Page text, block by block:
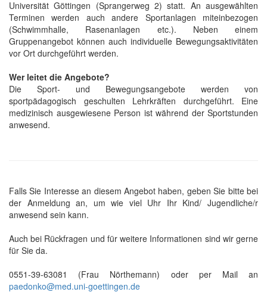
Universität Göttingen (Sprangerweg 2) statt. An ausgewählten
Terminen werden auch andere Sportanlagen miteinbezogen
(Schwimmhalle, Rasenanlagen etc.). Neben einem
Gruppenangebot können auch individuelle Bewegungsaktivitäten
vor Ort durchgeführt werden.
Wer leitet die Angebote?
Die Sport- und Bewegungsangebote werden von
sportpädagogisch geschulten Lehrkräften durchgeführt. Eine
medizinisch ausgewiesene Person ist während der Sportstunden
anwesend.
Falls Sie Interesse an diesem Angebot haben, geben Sie bitte bei
der Anmeldung an, um wie viel Uhr Ihr Kind/ Jugendliche/r
anwesend sein kann.
Auch bei Rückfragen und für weitere Informationen sind wir gerne
für Sie da.
0551-39-63081 (Frau Nörthemann) oder per Mail an
paedonko@med.uni-goettingen.de